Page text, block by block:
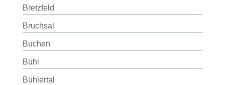
Bretzfeld
Bruchsal
Buchen
Bühl
Bühlertal